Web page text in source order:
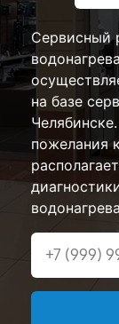
Сервисный
на базе
пожелания